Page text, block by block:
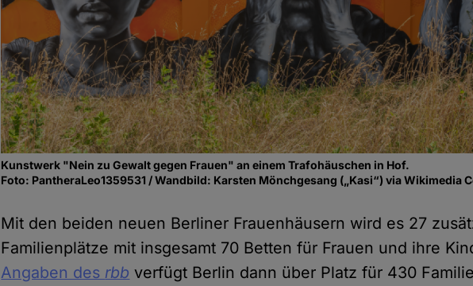
Kunstwerk "Nein zu Gewalt gegen Frauen" an einem Trafohäuschen in Hof.
Foto: PantheraLeo1359531 / Wandbild: Karsten Mönchgesang („Kasi“) via Wikimedia
Mit den beiden neuen Berliner Frauenhäusern wird es 27
Familienplätze mit insgesamt 70 Betten für Frauen und ihre
Angaben des rbb verfügt Berlin dann über Platz für 430